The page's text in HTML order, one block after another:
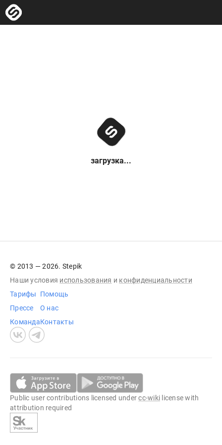
загрузка...
© 2013 — 2026. Stepik
Наши условия использования и конфиденциальности
Тарифы
Прессе
Команда
Помощь
О нас
Контакты
Public user contributions licensed undercc-wiki license with
attribution required